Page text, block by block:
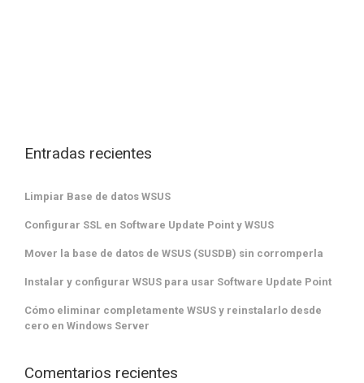
Entradas recientes
Limpiar Base de datos WSUS
Configurar SSL en Software Update Point y WSUS
Mover la base de datos de WSUS (SUSDB) sin corromperla
Instalar y configurar WSUS para usar Software Update Point
Cómo eliminar completamente WSUS y reinstalarlo desde
cero en Windows Server
Comentarios recientes